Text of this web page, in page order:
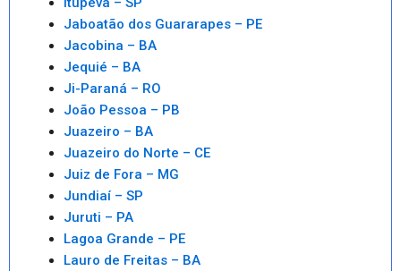
Jaboatão dos Guararapes – PE
Jacobina – BA
Jequié – BA
Ji-Paraná – RO
João Pessoa – PB
Juazeiro – BA
Juazeiro do Norte – CE
Juiz de Fora – MG
Jundiaí – SP
Juruti – PA
Lagoa Grande – PE
Lauro de Freitas – BA